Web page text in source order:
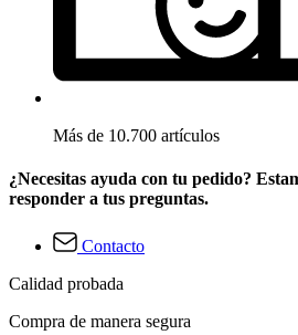
Más de 10.700 artículos
¿Necesitas ayuda con tu pedido?
responder a tus preguntas.
Contacto
Calidad probada
Compra de manera segura